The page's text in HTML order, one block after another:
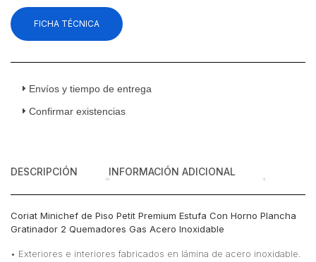
FICHA TÉCNICA
Envíos y tiempo de entrega
Confirmar existencias
DESCRIPCIÓN INFORMACIÓN ADICIONAL
Coriat Minichef de Piso Petit Premium Estufa Con Horno Plancha
Gratinador 2 Quemadores Gas Acero Inoxidable
• Exteriores e interiores fabricados en lámina de acero inoxidable.